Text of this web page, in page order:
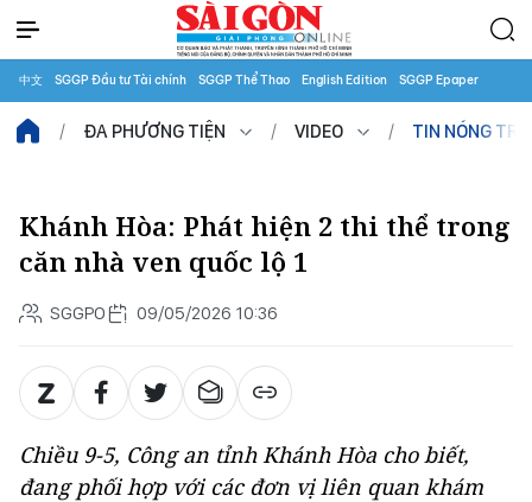
中文 SGGP Đầu tư Tài chính SGGP Thể Thao English Edition SGGP Epaper
ĐA PHƯƠNG TIỆN VIDEO TIN NÓNG
Khánh Hòa: Phát hiện 2 thi thể trong
căn nhà ven quốc lộ 1
SGGPO 09/05/2026 10:36
Chiều 9-5, Công an tỉnh Khánh Hòa cho biết,
đang phối hợp với các đơn vị liên quan khám